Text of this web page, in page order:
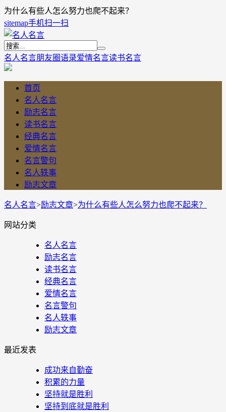
为什么有些人怎么努力也爬不起来？
sitemap手机扫一扫
名人名言朋友圈语录爱情名言读书名言
首页
名人名言
励志名言
读书名言
经典名言
爱情名言
名言警句
名人轶事
励志文章
名人名言>励志文章>为什么有些人怎么努力也爬不起来？
网站分类
名人名言
励志名言
读书名言
经典名言
爱情名言
名言警句
名人轶事
励志文章
最近发表
成功来自勤奋
积累的力量
坚持就是胜利
坚持到底就是胜利